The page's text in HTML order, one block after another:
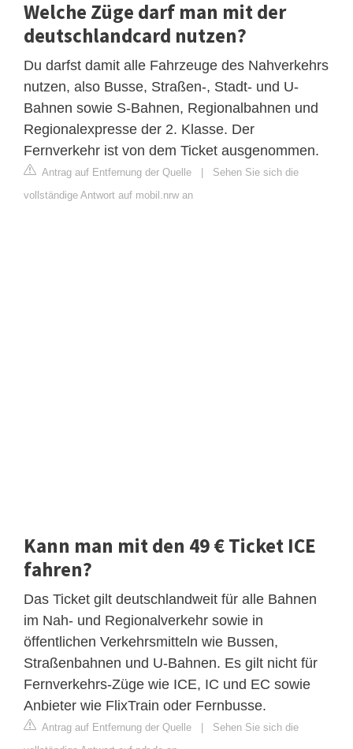
Welche Züge darf man mit der
deutschlandcard nutzen?
Du darfst damit alle Fahrzeuge des Nahverkehrs
nutzen, also Busse, Straßen-​, Stadt-​ und U-​
Bahnen sowie S-​Bahnen, Regionalbahnen und
Regionalexpresse der 2. Klasse. Der
Fernverkehr ist von dem Ticket ausgenommen.
Antrag auf Entfernung der Quelle
Sehen Sie sich die
vollständige Antwort auf mobil.nrw an
Kann man mit den 49 € Ticket ICE
fahren?
Das Ticket gilt deutschlandweit für alle Bahnen
im Nah- und Regionalverkehr sowie in
öffentlichen Verkehrsmitteln wie Bussen,
Straßenbahnen und U-Bahnen. Es gilt nicht für
Fernverkehrs-Züge wie ICE, IC und EC sowie
Anbieter wie FlixTrain oder Fernbusse.
Antrag auf Entfernung der Quelle
Sehen Sie sich die